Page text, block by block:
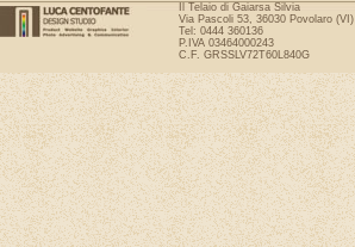
Il Telaio di Gaiarsa Silvia
Via Pascoli 53, 36030 Povolaro (VI)
Tel: 0444 360136
P.IVA 03464000243
C.F. GRSSLV72T60L840G